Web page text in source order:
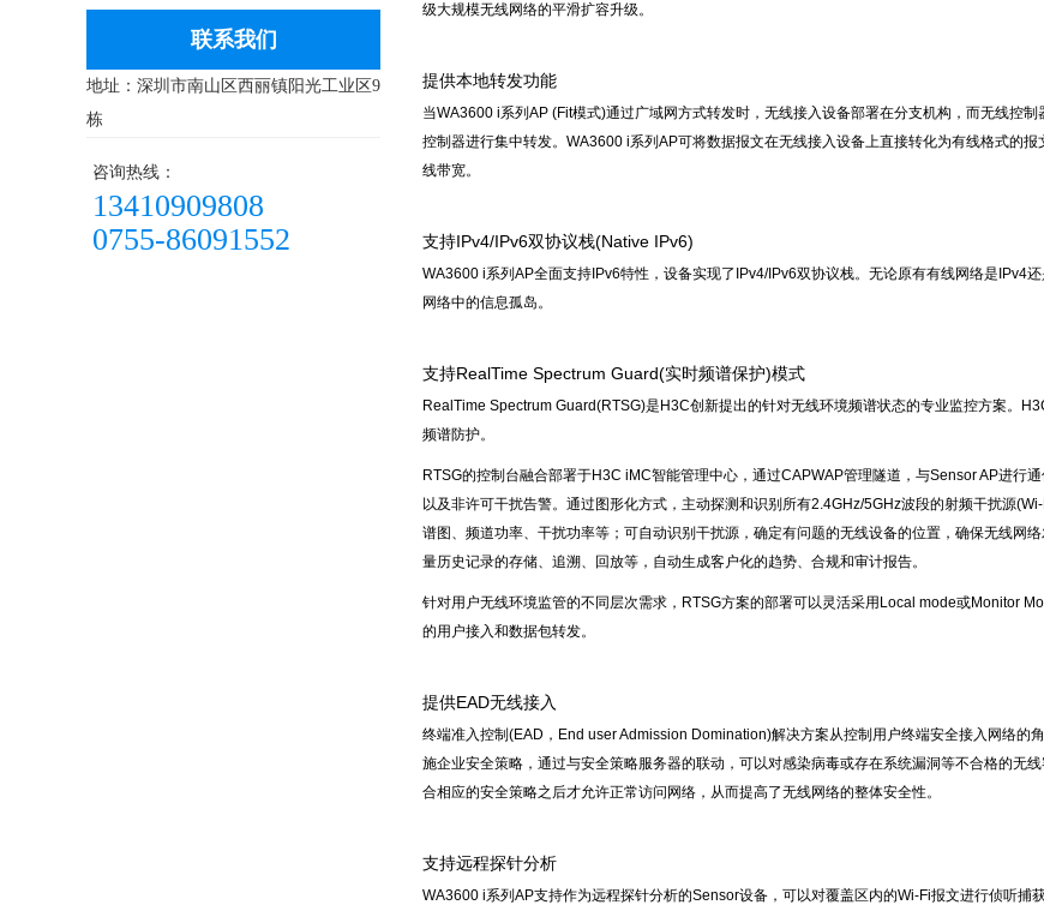
联系我们
地址：深圳市南山区西丽镇阳光工业区9
栋
咨询热线：
13410909808
0755-86091552
级大规模无线网络的平滑扩容升级。
提供本地转发功能
当WA3600 i系列AP (Fit模式)通过广域网方式转发时，无线接入设备部署在分支机构，而无线控
控制器进行集中转发。WA3600 i系列AP可将数据报文在无线接入设备上直接转化为有线格式的
线带宽。
支持IPv4/IPv6双协议栈(Native IPv6)
WA3600 i系列AP全面支持IPv6特性，设备实现了IPv4/IPv6双协议栈。无论原有有线网络是IPv4
网络中的信息孤岛。
支持RealTime Spectrum Guard(实时频谱保护)模式
RealTime Spectrum Guard(RTSG)是H3C创新提出的针对无线环境频谱状态的专业监控方案。
频谱防护。
RTSG的控制台融合部署于H3C iMC智能管理中心，通过CAPWAP管理隧道，与Sensor AP进行
以及非许可干扰告警。通过图形化方式，主动探测和识别所有2.4GHz/5GHz波段的射频干扰源
谱图、频道功率、干扰功率等；可自动识别干扰源，确定有问题的无线设备的位置，确保无线网
量历史记录的存储、追溯、回放等，自动生成客户化的趋势、合规和审计报告。
针对用户无线环境监管的不同层次需求，RTSG方案的部署可以灵活采用Local mode或Monitor
的用户接入和数据包转发。
提供EAD无线接入
终端准入控制(EAD，End user Admission Domination)解决方案从控制用户终端安全接入网络的
施企业安全策略，通过与安全策略服务器的联动，可以对感染病毒或存在系统漏洞等不合格的无
合相应的安全策略之后才允许正常访问网络，从而提高了无线网络的整体安全性。
支持远程探针分析
WA3600 i系列AP支持作为远程探针分析的Sensor设备，可以对覆盖区内的Wi-Fi报文进行侦听